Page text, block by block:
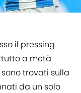
il pressing
a metà
trovati sulla
da un solo